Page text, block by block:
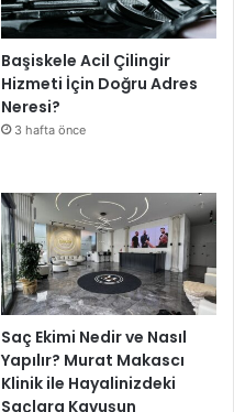
Başiskele Acil Çilingir
Hizmeti İçin Doğru Adres
Neresi?
3 hafta önce
Saç Ekimi Nedir ve Nasıl
Yapılır? Murat Makascı
Klinik ile Hayalinizdeki
Saçlara Kavuşun